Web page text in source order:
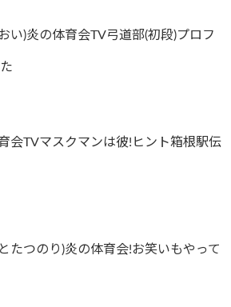
い)炎の体育会TV弓道部(初段)プロフ
会TVマスクマンは彼!ヒント箱根駅伝
たつのり)炎の体育会!お笑いもやって